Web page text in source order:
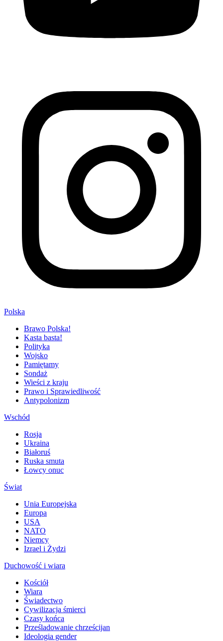
Polska
Brawo Polska!
Kasta basta!
Polityka
Wojsko
Pamiętamy
Sondaż
Wieści z kraju
Prawo i Sprawiedliwość
Antypolonizm
Wschód
Rosja
Ukraina
Białoruś
Ruska smuta
Łowcy onuc
Świat
Unia Europejska
Europa
USA
NATO
Niemcy
Izrael i Żydzi
Duchowość i wiara
Kościół
Wiara
Świadectwo
Cywilizacja śmierci
Czasy końca
Prześladowanie chrześcijan
Ideologia gender